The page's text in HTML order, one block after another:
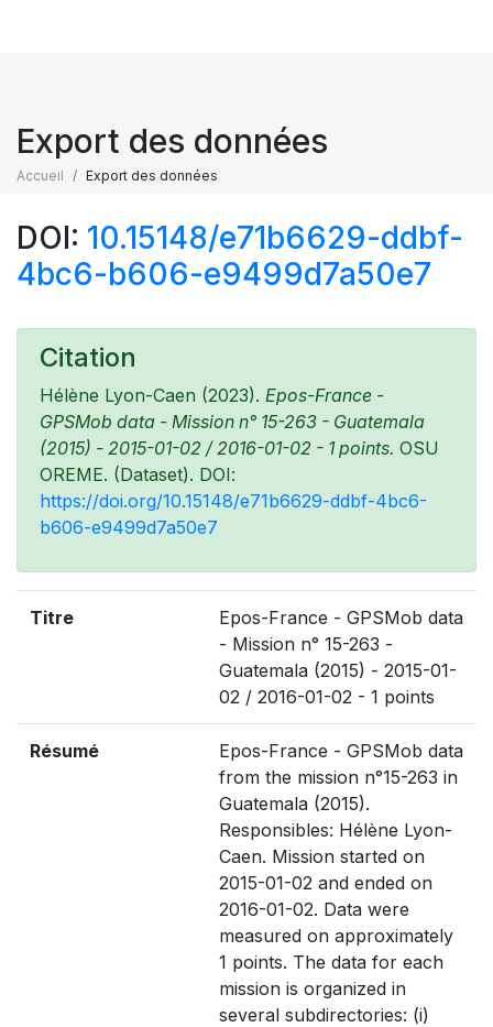
Export des données
Accueil Export des données
DOI: 10.15148/e71b6629-ddbf-
4bc6-b606-e9499d7a50e7
Citation
Hélène Lyon-Caen (2023). Epos-France -
GPSMob data - Mission n° 15-263 - Guatemala
(2015) - 2015-01-02 / 2016-01-02 - 1 points. OSU
OREME. (Dataset). DOI:
https://doi.org/10.15148/e71b6629-ddbf-4bc6-
b606-e9499d7a50e7
Titre
Epos-France - GPSMob data
- Mission n° 15-263 -
Guatemala (2015) - 2015-01-
02 / 2016-01-02 - 1 points
Résumé
Epos-France - GPSMob data
from the mission n°15-263 in
Guatemala (2015).
Responsibles: Hélène Lyon-
Caen. Mission started on
2015-01-02 and ended on
2016-01-02. Data were
measured on approximately
1 points. The data for each
mission is organized in
several subdirectories: (i)